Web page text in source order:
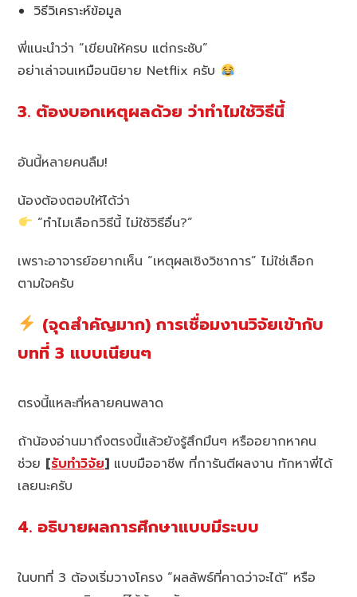
วิธีวิเคราะห์ข้อมูล
พี่แนะนำว่า “เขียนให้ครบ แต่กระชับ”
อย่าเล่าจนเหมือนนิยาย Netflix ครับ
3. ต้องบอกเหตุผลด้วย ว่าทำไมใช้วิธีนี้
อันนี้หลายคนลืม!
น้องต้องตอบให้ได้ว่า
“ทำไมเลือกวิธีนี้ ไม่ใช้วิธีอื่น?”
เพราะอาจารย์อยากเห็น “เหตุผลเชิงวิชาการ” ไม่ใช่เลือก
ตามใจครับ
(จุดสำคัญมาก) การเชื่อมงานวิจัยเข้ากับ
บทที่ 3 แบบเนียนๆ
ตรงนี้แหละที่หลายคนพลาด
ถ้าน้องอ่านมาถึงตรงนี้แล้วยังรู้สึกมึนๆ หรืออยากหาคน
ช่วย [รับทำวิจัย] แบบมืออาชีพ ที่การันตีผลงาน ทักหาพี่ได้
เลยนะครับ
4. อธิบายผลการศึกษาแบบมีระบบ
ในบทที่ 3 ต้องเริ่มวางโครง “ผลลัพธ์ที่คาดว่าจะได้” หรือ